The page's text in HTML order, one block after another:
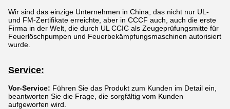
Wir sind das einzige Unternehmen in China, das nicht nur UL-
und FM-Zertifikate erreichte, aber in CCCF auch, auch die erste
Firma in der Welt, die durch UL CCIC als Zeugeprüfungsmitte für
Feuerlöschpumpen und Feuerbekämpfungsmaschinen autorisiert
wurde.
Service:
Vor-Service: Führen Sie das Produkt zum Kunden im Detail ein,
beantworten Sie die Frage, die sorgfältig vom Kunden
aufgeworfen wird.